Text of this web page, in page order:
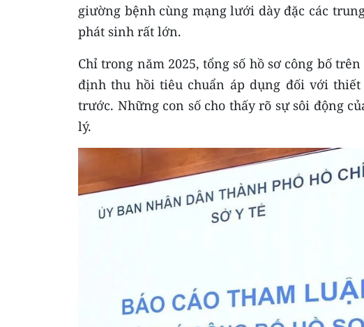
giường bệnh cùng mạng lưới dày đặc các
phát sinh rất lớn.
Chỉ trong năm 2025, tổng số hồ sơ công bố
định thu hồi tiêu chuẩn áp dụng đối với
trước. Những con số cho thấy rõ sự sôi động
lý.